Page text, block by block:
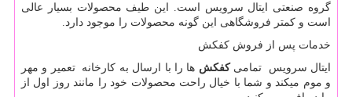
گروه صنعتی ایتال سرویس است. این طیف محصولات بسیار عالی
است و کمتر فروشگاهی این گونه محصولات را موجود دارد.
خدمات پس از فروش کفکش
ایتال سرویس تمامیکفکش ها را با ارسال به کارخانه تعمیر و مهر
و موم میکند و شما با خیال راحت محصولات خود را مانند روز اول از